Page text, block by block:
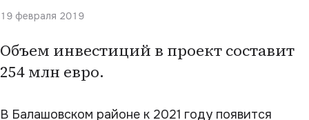
19 февраля 2019
Объем инвестиций в проект составит
254 млн евро.
В Балашовском районе к 2021 году появится